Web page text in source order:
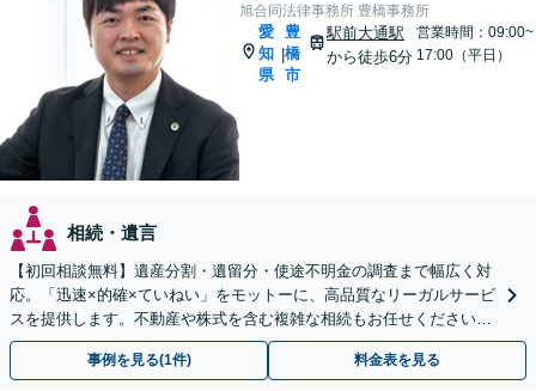
旭合同法律事務所 豊橋事務所
愛
知
県
|
豊
橋
市
駅前大通駅
から徒歩6分
営業時間：09:00~
17:00（平日）
相続・遺言
【初回相談無料】遺産分割・遺留分・使途不明金の調査まで幅広く対
応。「迅速×的確×ていねい」をモットーに、高品質なリーガルサービ
スを提供します。不動産や株式を含む複雑な相続もお任せください
【休日・夜間対応OK】【豊橋駅10分】
事例を見る(1件) 料金表を見る